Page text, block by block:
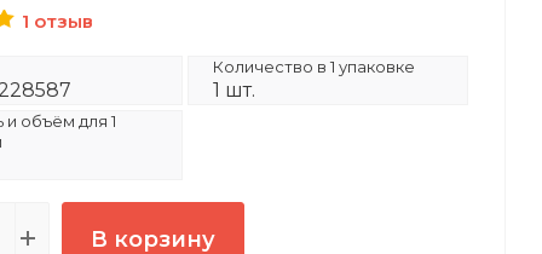
1 отзыв
Количество в 1 упаковке
1 шт.
объём для 1
В корзину